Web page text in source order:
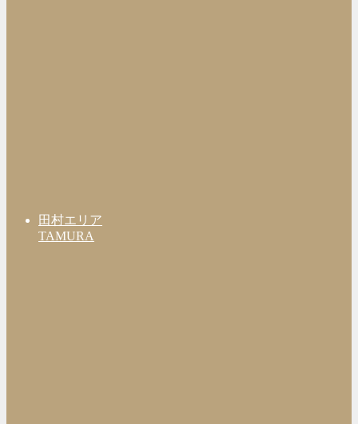
田村エリア
TAMURA